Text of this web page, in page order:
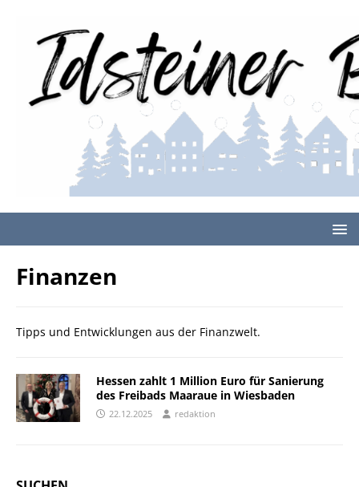
Finanzen
Tipps und Entwicklungen aus der Finanzwelt.
Hessen zahlt 1 Million Euro für Sanierung
des Freibads Maaraue in Wiesbaden
22.12.2025 redaktion